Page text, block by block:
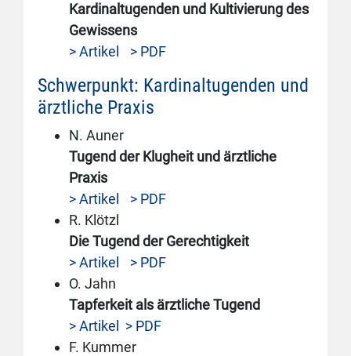
Kardinaltugenden und Kultivierung des
Gewissens
> Artikel
> PDF
Schwerpunkt: Kardinaltugenden und
ärztliche Praxis
N. Auner
Tugend der Klugheit und ärztliche
Praxis
> Artikel
> PDF
R. Klötzl
Die Tugend der Gerechtigkeit
> Artikel
> PDF
O. Jahn
Tapferkeit als ärztliche Tugend
> Artikel
> PDF
F. Kummer